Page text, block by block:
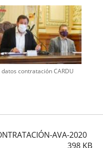
datos contratación CARDU
AVA-2020
398 KB